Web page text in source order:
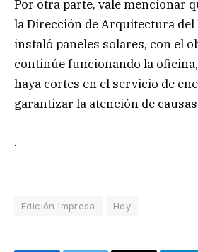
Por otra parte, vale mencionar
la Dirección de Arquitectura del
instaló paneles solares, con el
continúe funcionando la
haya cortes en el servicio de
garantizar la atención de
.
Edición Impresa Hoy